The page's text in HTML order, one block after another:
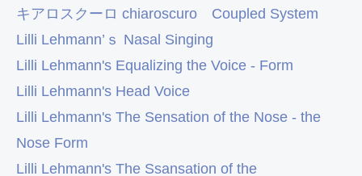
キアロスクーロ chiaroscuro
Coupled System
Lilli Lehmann’ｓ Nasal Singing
Lilli Lehmann's Equalizing the Voice - Form
Lilli Lehmann's Head Voice
Lilli Lehmann's The Sensation of the Nose - the
Nose Form
Lilli Lehmann's The Ssansation of the